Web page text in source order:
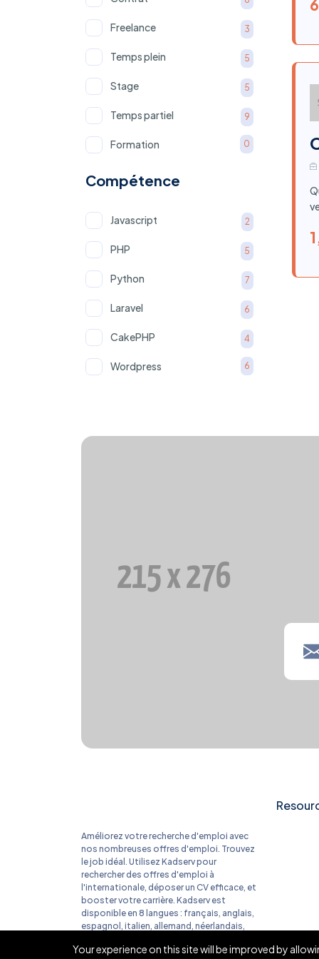
Freelance 3
Temps plein 5
Stage 5
Temps partiel 9
Formation 0
Compétence
Javascript 2
PHP 5
Python 7
Laravel 6
CakePHP 4
Wordpress 6
Améliorez votre recherche d'emploi avec
nos nombreuses offres d'emploi. Trouvez
le job idéal. Utilisez Kadserv pour
rechercher des offres d'emploi à
l'internationale, déposer un CV efficace, et
booster votre carrière. Kadserv est
disponible en 8 langues : français, anglais,
espagnol, italien, allemand, néerlandais,
Your experience on this site will be improved by